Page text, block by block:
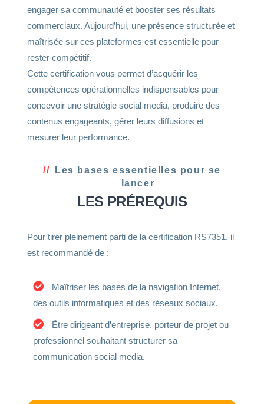
engager sa communauté et booster ses résultats
commerciaux. Aujourd’hui, une présence structurée et
maîtrisée sur ces plateformes est essentielle pour
rester compétitif.
Cette certification vous permet d’acquérir les
compétences opérationnelles indispensables pour
concevoir une stratégie social media, produire des
contenus engageants, gérer leurs diffusions et
mesurer leur performance.
Les bases essentielles pour se
lancer
LES PRÉREQUIS
Pour tirer pleinement parti de la certification RS7351, il
est recommandé de :
Maîtriser les bases de la navigation Internet,
des outils informatiques et des réseaux sociaux.
Être dirigeant d’entreprise, porteur de projet ou
professionnel souhaitant structurer sa
communication social media.